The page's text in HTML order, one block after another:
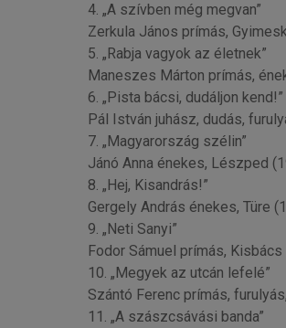
4. „A szívben még megvan”
Zerkula János prímás,
5. „Rabja vagyok az életnek”
Maneszes Márton prímás,
6. „Pista bácsi, dudáljon kend!”
Pál István juhász, dudás,
7. „Magyarország szélin”
Jánó Anna énekes, Lészped
8. „Hej, Kisandrás!”
Gergely András énekes, Türe
9. „Neti Sanyi”
Fodor Sámuel prímás, Kisbács
10. „Megyek az utcán lefelé”
Szántó Ferenc prímás,
11. „A szászcsávási banda”